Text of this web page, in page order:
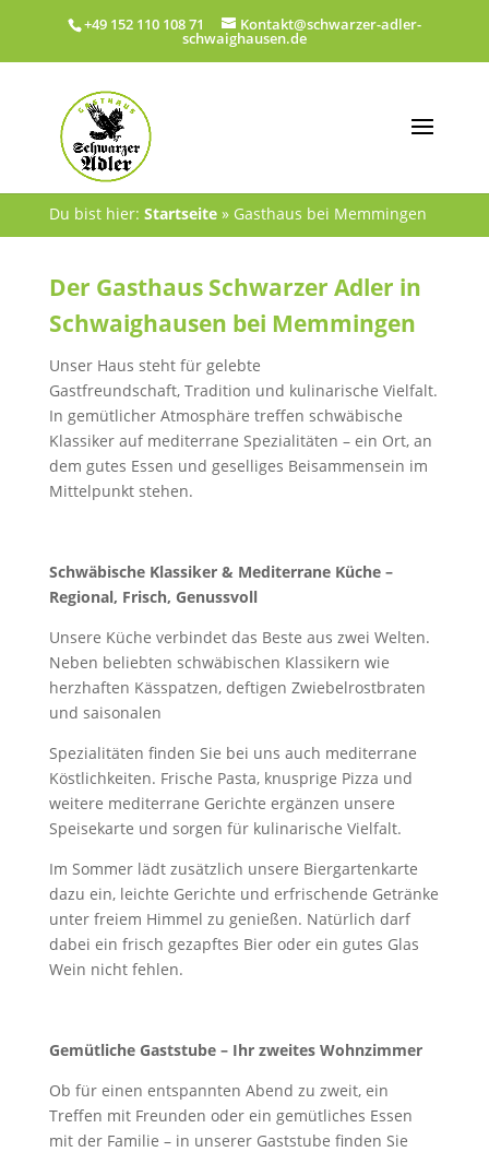
+49 152 110 108 71 Kontakt@schwarzer-adler-
schwaighausen.de
Du bist hier: Startseite» Gasthaus bei Memmingen
Der Gasthaus Schwarzer Adler in
Schwaighausen bei Memmingen
Unser Haus steht für gelebte
Gastfreundschaft, Tradition und kulinarische Vielfalt.
In gemütlicher Atmosphäre treffen schwäbische
Klassiker auf mediterrane Spezialitäten – ein Ort, an
dem gutes Essen und geselliges Beisammensein im
Mittelpunkt stehen.
Schwäbische Klassiker & Mediterrane Küche –
Regional, Frisch, Genussvoll
Unsere Küche verbindet das Beste aus zwei Welten.
Neben beliebten schwäbischen Klassikern wie
herzhaften Kässpatzen, deftigen Zwiebelrostbraten
und saisonalen
Spezialitäten finden Sie bei uns auch mediterrane
Köstlichkeiten. Frische Pasta, knusprige Pizza und
weitere mediterrane Gerichte ergänzen unsere
Speisekarte und sorgen für kulinarische Vielfalt.
Im Sommer lädt zusätzlich unsere Biergartenkarte
dazu ein, leichte Gerichte und erfrischende Getränke
unter freiem Himmel zu genießen. Natürlich darf
dabei ein frisch gezapftes Bier oder ein gutes Glas
Wein nicht fehlen.
Gemütliche Gaststube – Ihr zweites Wohnzimmer
Ob für einen entspannten Abend zu zweit, ein
Treffen mit Freunden oder ein gemütliches Essen
mit der Familie – in unserer Gaststube finden Sie